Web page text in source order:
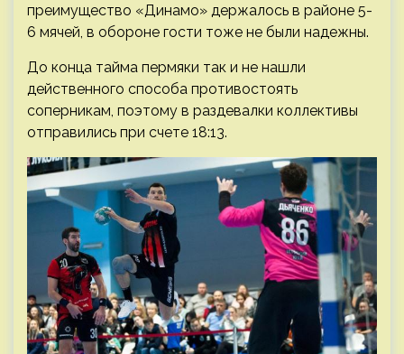
преимущество «Динамо» держалось в районе 5-
6 мячей, в обороне гости тоже не были надежны.
До конца тайма пермяки так и не нашли
действенного способа противостоять
соперникам, поэтому в раздевалки коллективы
отправились при счете 18:13.